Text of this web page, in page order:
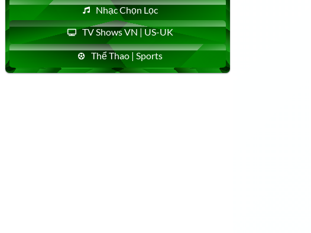
Nhạc Chọn Lọc
TV Shows VN | US-UK
Thể Thao | Sports